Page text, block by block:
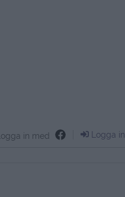
Logga in med Logga in